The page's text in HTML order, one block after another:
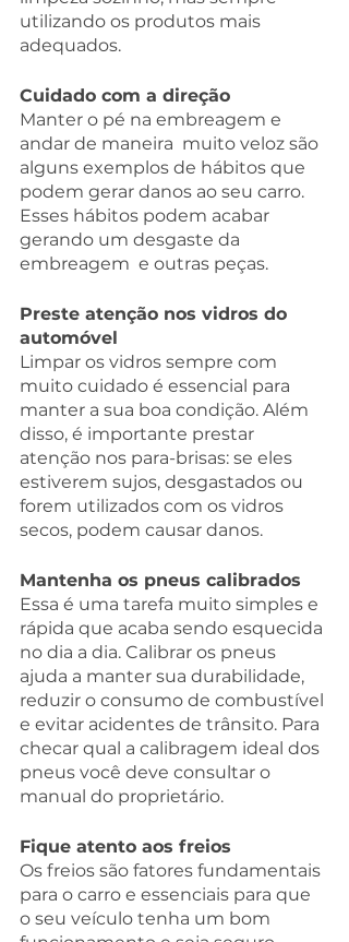
utilizando os produtos mais
adequados.
Cuidado com a direção
Manter o pé na embreagem e
andar de maneira  muito veloz são
alguns exemplos de hábitos que
podem gerar danos ao seu carro.
Esses hábitos podem acabar
gerando um desgaste da
embreagem  e outras peças.
Preste atenção nos vidros do
automóvel
Limpar os vidros sempre com
muito cuidado é essencial para
manter a sua boa condição. Além
disso, é importante prestar
atenção nos para-brisas: se eles
estiverem sujos, desgastados ou
forem utilizados com os vidros
secos, podem causar danos.
Mantenha os pneus calibrados
Essa é uma tarefa muito simples e
rápida que acaba sendo esquecida
no dia a dia. Calibrar os pneus
ajuda a manter sua durabilidade,
reduzir o consumo de combustível
e evitar acidentes de trânsito. Para
checar qual a calibragem ideal dos
pneus você deve consultar o
manual do proprietário.
Fique atento aos freios
Os freios são fatores fundamentais
para o carro e essenciais para que
o seu veículo tenha um bom